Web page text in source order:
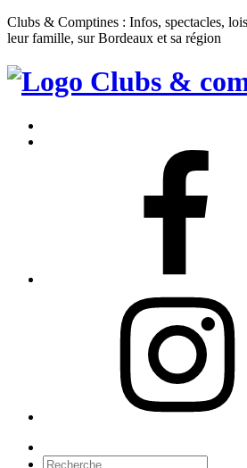
Clubs & Comptines : Infos, spectacles,
leur famille, sur Bordeaux et sa région
Clubs
Comptines
Recherche